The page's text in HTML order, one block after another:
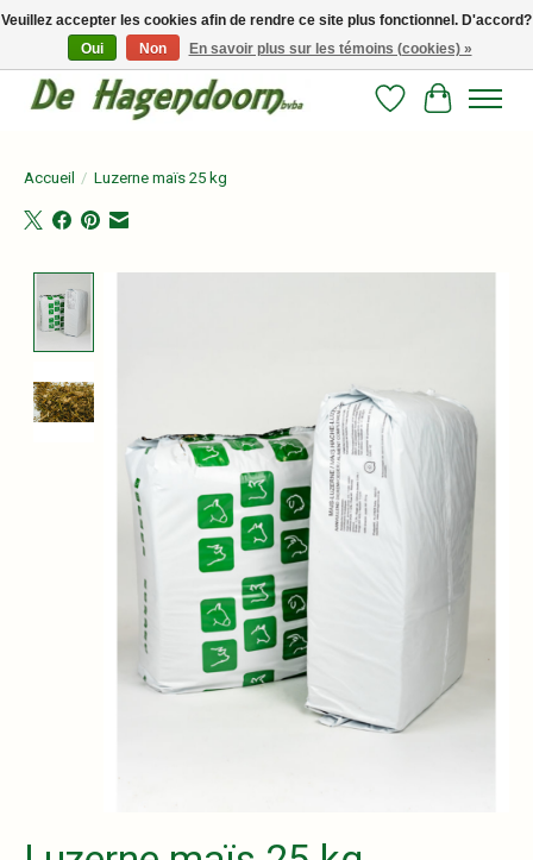
Persoonlijk advies en betrouwbare voeding voor jouw paard!
Liste dePanier
Accueil / Luzerne maïs 25 kg
Veuillez accepter les cookies afin de rendre ce site plus fonctionnel. D'accord?
Oui
Non En savoir plus sur les témoins (cookies) »